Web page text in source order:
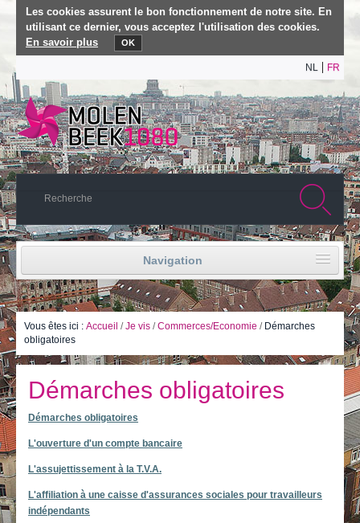
Les cookies assurent le bon fonctionnement de notre site. En
utilisant ce dernier, vous acceptez l'utilisation des cookies.
En savoir plus
OK
NL FR
Navigation
Accueil
Vie politique
Je vis
Je visite
Actualités
E-guichet / Prendre RDV
Vous êtes ici : Accueil /Je vis /Commerces/Economie / Démarches
obligatoires
Démarches obligatoires
Démarches obligatoires
L'ouverture d'un compte bancaire
L'assujettissement à la T.V.A.
L'affiliation à une caisse d'assurances sociales pour travailleurs
indépendants